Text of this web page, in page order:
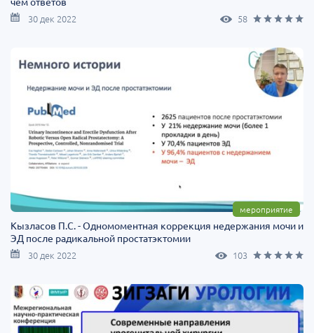
30 дек 2022 58
мероприятие
Кызласов П.С. - Одномоментная коррекция недержания мочи и
ЭД после радикальной простатэктомии
30 дек 2022 103